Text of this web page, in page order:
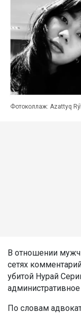
Фотоколлаж: Azattyq
В отношении
сетях
убитой Нурай
По словам